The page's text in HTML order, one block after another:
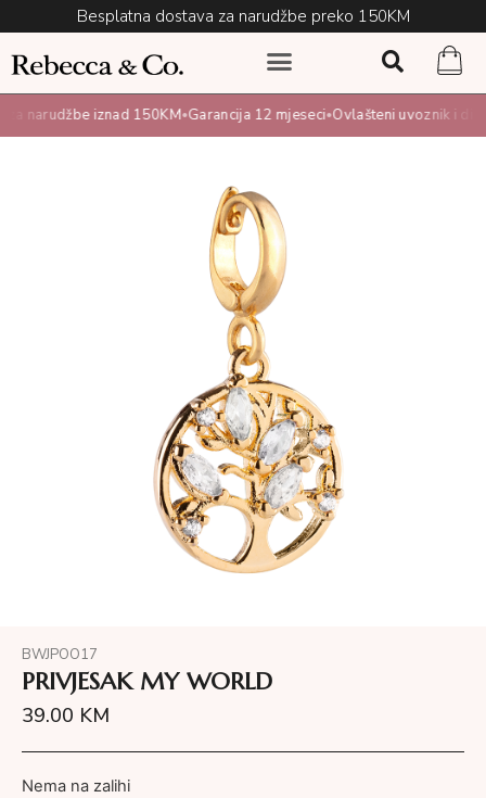
Besplatna dostava za narudžbe preko 150KM
narudžbe iznad 150KM•Garancija 12 mjeseci•Ovlašteni uvoznik i
BWJPOO17
PRIVJESAK MY WORLD
39.00 KM
Nema na zalihi